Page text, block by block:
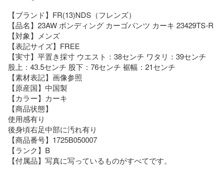
【ブランド】FR(13)NDS（フレンズ）
【品名】23AW ボンディング カーゴパンツ カーキ 23429TS-R
【対象】メンズ
【表記サイズ】FREE
【実寸】平置き採寸 ウエスト：38センチ ワタリ：39センチ
股上：43.5センチ 股下：76センチ 裾幅：21センチ
【素材表記】画像参照
【原産国】中国製
【カラー】カーキ
【商品状態】
使用感有り
後身頃右足中部に汚れ有り
【商品番号】1725B050007
【ランク】B
【付属品】写真に写っているものがすべてです。